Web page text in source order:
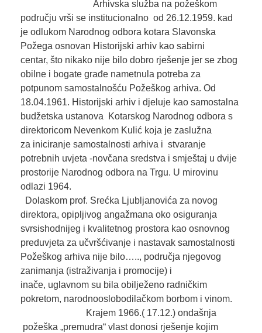
Arhivska služba na požeškom
području vrši se institucionalno od 26.12.1959. kad
je odlukom Narodnog odbora kotara Slavonska
Požega osnovan Historijski arhiv kao sabirni
centar, što nikako nije bilo dobro rješenje jer se zbog
obilne i bogate građe nametnula potreba za
potpunom samostalnošću Požeškog arhiva. Od
18.04.1961. Historijski arhiv i djeluje kao samostalna
budžetska ustanova Kotarskog Narodnog odbora s
direktoricom Nevenkom Kulić koja je zaslužna
za iniciranje samostalnosti arhiva i stvaranje
potrebnih uvjeta -novčana sredstva i smještaj u dvije
prostorije Narodnog odbora na Trgu. U mirovinu
odlazi 1964.
Dolaskom prof. Srećka Ljubljanovića za novog
direktora, opipljivog angažmana oko osiguranja
svrsishodnijeg i kvalitetnog prostora kao osnovnog
preduvjeta za učvršćivanje i nastavak samostalnosti
Požeškog arhiva nije bilo….., područja njegovog
zanimanja (istraživanja i promocije) i
inače, uglavnom su bila obilježeno radničkim
pokretom, narodnooslobodilačkom borbom i vinom.
Krajem 1966.( 17.12.) ondašnja
požeška „premudra“ vlast donosi rješenje kojim